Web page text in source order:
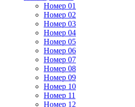
Номер 01
Номер 02
Номер 03
Номер 04
Номер 05
Номер 06
Номер 07
Номер 08
Номер 09
Номер 10
Номер 11
Номер 12